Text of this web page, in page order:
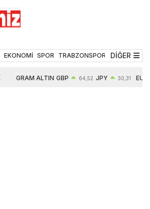
EKONOMİ SPOR TRABZONSPOR TEKNOLOJİ
DİĞER
GRAM ALTIN GBP 64,52 JPY 30,31 EUR